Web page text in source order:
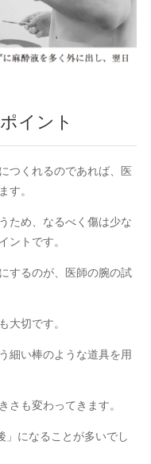
イント
つくれるのであれば、医
。
ため、なるべく傷は少な
ントです。
するのが、医師の腕の試
大切です。
細い棒のような道具を用
も変わってきます。
になることが多いでし